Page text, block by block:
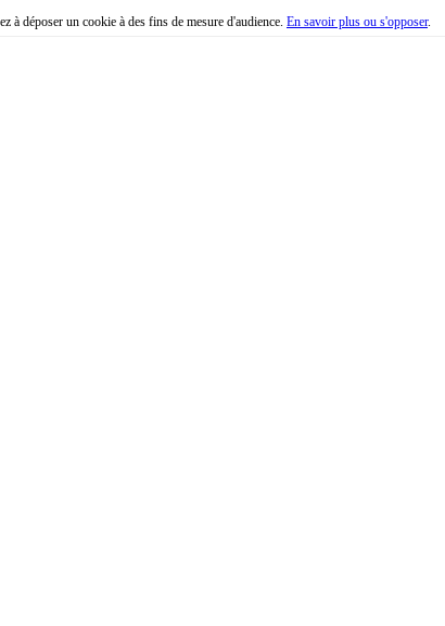
à déposer un cookie à des fins de mesure d'audience. En savoir plus ou s'opposer.